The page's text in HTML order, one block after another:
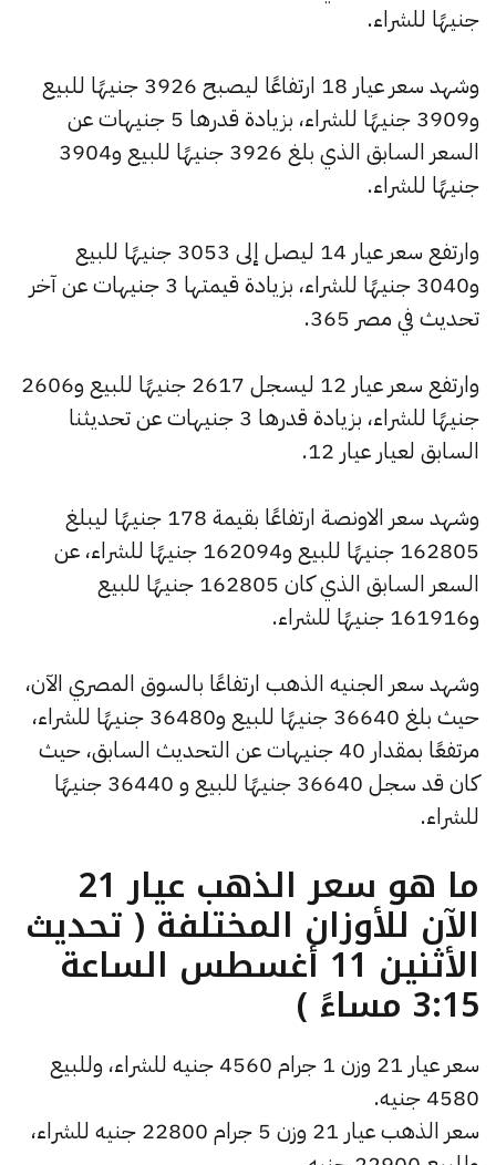
جنيهًا للشراء.
وشهد سعر عيار 18 ارتفاعًا ليصبح 3926 جنيهًا للبيع
و3909 جنيهًا للشراء، بزيادة قدرها 5 جنيهات عن
السعر السابق الذي بلغ 3926 جنيهًا للبيع و3904
جنيهًا للشراء.
وارتفع سعر عيار 14 ليصل إلى 3053 جنيهًا للبيع
و3040 جنيهًا للشراء، بزيادة قيمتها 3 جنيهات عن آخر
تحديث في مصر 365.
وارتفع سعر عيار 12 ليسجل 2617 جنيهًا للبيع و2606
جنيهًا للشراء، بزيادة قدرها 3 جنيهات عن تحديثنا
السابق لعيار عيار 12.
وشهد سعر الاونصة ارتفاعًا بقيمة 178 جنيهًا ليبلغ
162805 جنيهًا للبيع و162094 جنيهًا للشراء، عن
السعر السابق الذي كان 162805 جنيهًا للبيع
و161916 جنيهًا للشراء.
وشهد سعر الجنيه الذهب ارتفاعًا بالسوق المصري الآن،
حيث بلغ 36640 جنيهًا للبيع و36480 جنيهًا للشراء،
مرتفعًا بمقدار 40 جنيهات عن التحديث السابق، حيث
كان قد سجل 36640 جنيهًا للبيع و 36440 جنيهًا
للشراء.
ما هو سعر الذهب عيار 21
الآن للأوزان المختلفة ( تحديث
الأثنين 11 أغسطس الساعة
3:15 مساءً )
سعر عيار 21 وزن 1 جرام 4560 جنيه للشراء، وللبيع
4580 جنيه.
سعر الذهب عيار 21 وزن 5 جرام 22800 جنيه للشراء،